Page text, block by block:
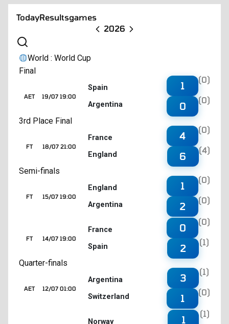
TodayResultsgames
2026
World : World Cup
Final
19/07 19:00
AET
Spain
Argentina
1
(0)
0
(0)
3rd Place Final
18/07 21:00
FT
France
England
4
(0)
6
(4)
Semi-finals
15/07 19:00
FT
England
Argentina
1
(0)
2
(0)
14/07 19:00
FT
France
Spain
0
(0)
2
(1)
Quarter-finals
12/07 01:00
AET
Argentina
Switzerland
3
(1)
1
(0)
Norway 1
(1)